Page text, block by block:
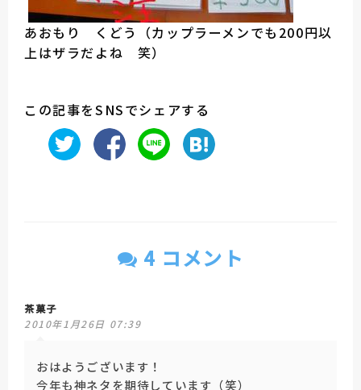
あおもり くどう（カップラーメンでも200円以
上はザラだよね 笑）
この記事をSNSでシェアする
4 コメント
茶菓子
2010年1月26日 07:39
おはようございます！
今年も神ネタを期待しています（笑）